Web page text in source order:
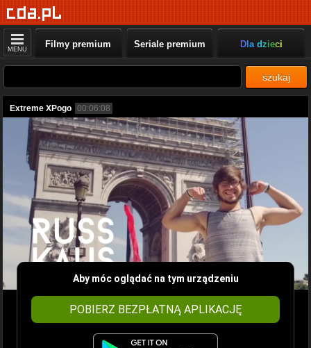
MENU Filmy premium Seriale premium Dla dzieci
szukaj
Extreme XPogo 00:06:08
Aby móc oglądać na tym urządzeniu
POBIERZ BEZPŁATNĄ APLIKACJĘ